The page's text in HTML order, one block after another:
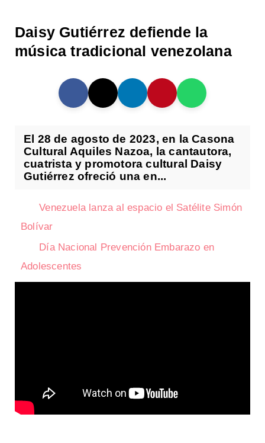
Daisy Gutiérrez defiende la
música tradicional venezolana
El 28 de agosto de 2023, en la Casona
Cultural Aquiles Nazoa, la cantautora,
cuatrista y promotora cultural Daisy
Gutiérrez ofreció una en...
Venezuela lanza al espacio el Satélite Simón
Bolívar
Día Nacional Prevención Embarazo en
Adolescentes